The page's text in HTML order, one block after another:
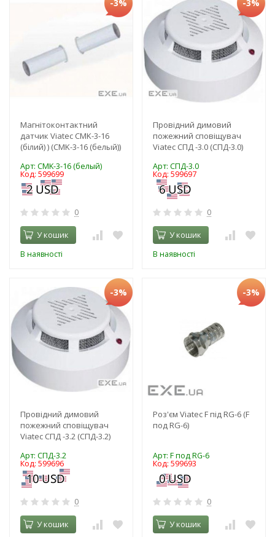
-3%
Магнітоконтактний
датчик Viatec CMK-3-16
(білий) ) (CMK-3-16 (белый))
Арт: CMK-3-16 (белый)
Код: 599699
0
У кошик
В наявності
-3%
Провідний димовий
пожежний сповіщувач
Viatec СПД -3.0 (СПД-3.0)
Арт: СПД-3.0
Код: 599697
0
У кошик
В наявності
-3%
Провідний димовий
пожежний сповіщувач
Viatec СПД -3.2 (СПД-3.2)
Арт: СПД-3.2
Код: 599696
0
У кошик
-3%
Роз'єм Viatec F під RG-6 (F
под RG-6)
Арт: F под RG-6
Код: 599693
0
У кошик